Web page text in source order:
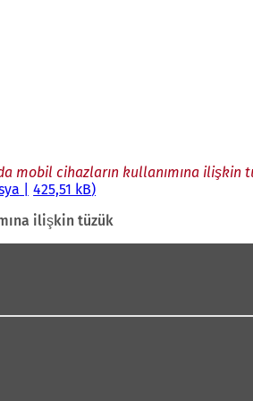
mobil cihazların kullanımına ilişkin
425,51 kB
ilişkin tüzük